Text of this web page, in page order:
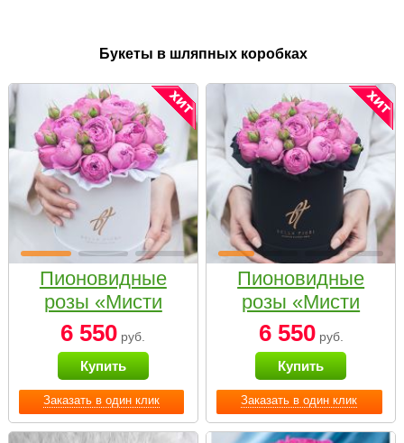
Букеты в шляпных коробках
Заказать в один клик
Пионовидные
розы «Мисти
бабблс» в белой
коробке Small
6 550 руб.
Купить
Заказать в один клик
Пионовидные
розы «Мисти
бабблс» в
черной коробке
Small
6 550руб.
Купить